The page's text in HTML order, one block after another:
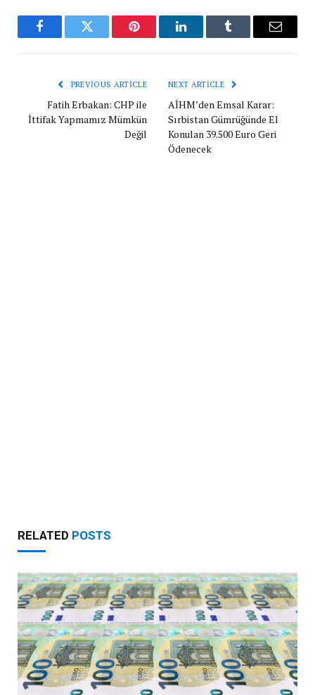
FacebookTwitter Pinterest LinkedInTumblr Email
PREVIOUS ARTICLE
Fatih Erbakan: CHP ile
İttifak Yapmamız Mümkün
Değil
NEXT ARTICLE
AİHM’den Emsal Karar:
Sırbistan Gümrüğünde El
Konulan 39.500 Euro Geri
Ödenecek
RELATED POSTS